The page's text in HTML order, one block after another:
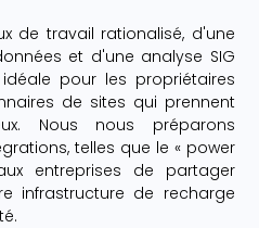
de travail rationalisé, d'une
et d'une analyse SIG
pour les propriétaires
de sites qui prennent
Nous nous préparons
telles que le « power
entreprises de partager
infrastructure de recharge